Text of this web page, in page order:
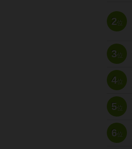
2位
3位
4位
5位
6位